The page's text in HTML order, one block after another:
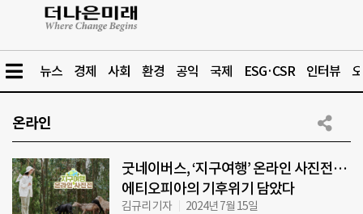
뉴스 경제 사회 환경 공익 국제 ESG·CSR 인터뷰
온라인
굿네이버스, ‘지구여행’ 온라인 사진전…
에티오피아의 기후위기 담았다
김규리 기자 2024년 7월 15일